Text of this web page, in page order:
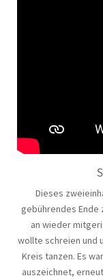
Dieses
gebührendes Ende
an wieder
wollte schreien und
Kreis tanzen. Es
auszeichnet,